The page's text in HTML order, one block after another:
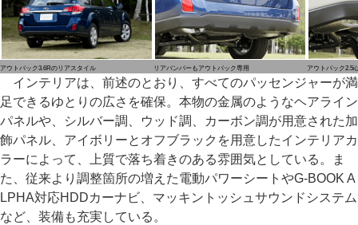
アウトバック3.6Rのリアスタイル リアバンパーもアウトバック専用 アウトバック2.5i
インテリアは、前述のとおり、すべてのパッセンジャーが満
足できるゆとりの広さを確保。本物の金属のようなヘアライン
パネルや、シルバー調、ウッド調、カーボン調が用意された加
飾パネル、アイボリーとオフブラックを用意したインテリアカ
ラーによって、上質で落ち着きのある雰囲気としている。ま
た、従来より調整箇所の増えた電動パワーシートやG-BOOK A
LPHA対応HDDカーナビ、マッキントッシュサウンドシステム
など、装備も充実している。